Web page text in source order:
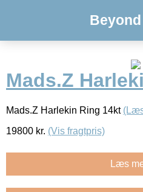
Mads.Z
Mads.Z Harlekin Ring 14kt
19800 kr. (Vis fragtpris)
Læs